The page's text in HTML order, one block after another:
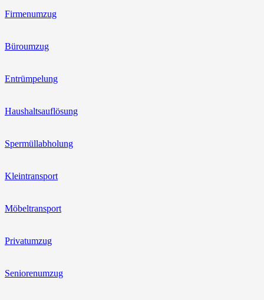
Firmenumzug
Büroumzug
Entrümpelung
Haushaltsauflösung
Spermüllabholung
Kleintransport
Möbeltransport
Privatumzug
Seniorenumzug